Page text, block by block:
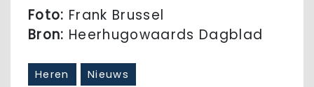
Foto: Frank Brussel
Bron: Heerhugowaards Dagblad
Heren Nieuws